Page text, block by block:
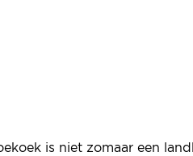
is niet zomaar een